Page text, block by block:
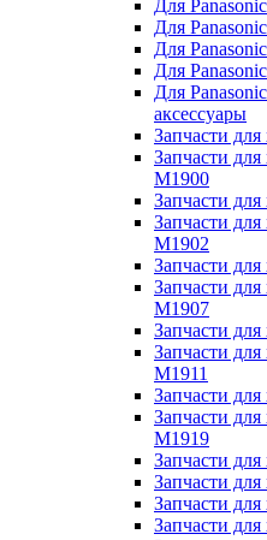
Для
Для
Для
Для
Для
аксессуары
Запчасти
Запчасти
M1900
Запчасти
Запчасти
M1902
Запчасти
Запчасти
M1907
Запчасти
Запчасти
M1911
Запчасти
Запчасти
M1919
Запчасти
Запчасти
Запчасти
Запчасти